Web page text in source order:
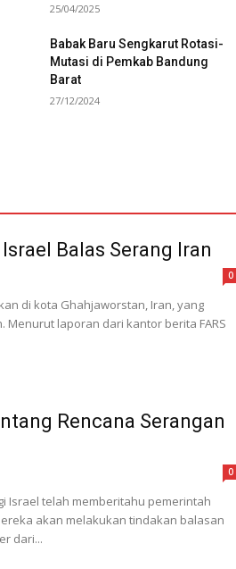
25/04/2025
Babak Baru Sengkarut Rotasi-
Mutasi di Pemkab Bandung
Barat
27/12/2024
Israel Balas Serang Iran
0
di kota Ghahjaworstan, Iran, yang
laporan dari kantor berita FARS
Rencana Serangan
0
Israel telah memberitahu pemerintah
akan melakukan tindakan balasan
dari...